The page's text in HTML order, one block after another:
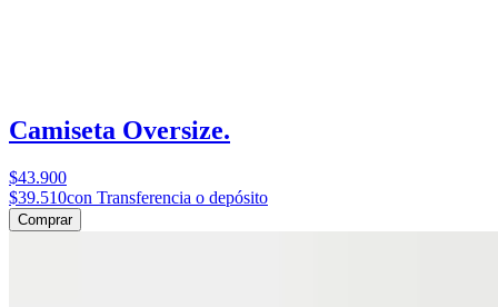
Camiseta Oversize.
$43.900
$39.510con Transferencia o depósito
Comprar